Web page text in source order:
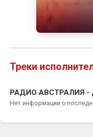
Треки
РАДИО АВСТРАЛИЯ -
Нет информации о